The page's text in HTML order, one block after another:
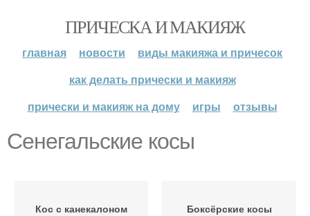
ПРИЧЕСКА И МАКИЯЖ
главная новости
виды макияжа и причесок
как делать прически и макияж
прически и макияж на дому
игры отзывы
Сенегальские косы
Кос с канекалоном Боксёрские косы